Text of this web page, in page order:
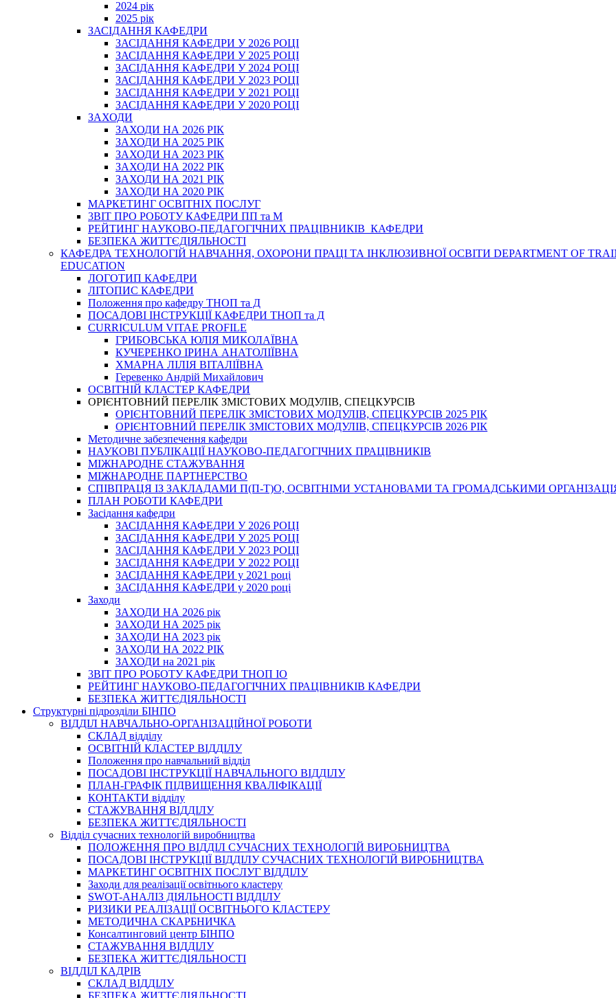
2024 рік
2025 рік
ЗАСІДАННЯ КАФЕДРИ
ЗАСІДАННЯ КАФЕДРИ У 2026 РОЦІ
ЗАСІДАННЯ КАФЕДРИ У 2025 РОЦІ
ЗАСІДАННЯ КАФЕДРИ У 2024 РОЦІ
ЗАСІДАННЯ КАФЕДРИ У 2023 РОЦІ
ЗАСІДАННЯ КАФЕДРИ У 2021 РОЦІ
ЗАСІДАННЯ КАФЕДРИ У 2020 РОЦІ
ЗАХОДИ
ЗАХОДИ НА 2026 РІК
ЗАХОДИ НА 2025 РІК
ЗАХОДИ НА 2023 РІК
ЗАХОДИ НА 2022 РІК
ЗАХОДИ НА 2021 РІК
ЗАХОДИ НА 2020 РІК
МАРКЕТИНГ ОСВІТНІХ ПОСЛУГ
3BIT ПРО РОБОТУ КАФЕДРИ ПП та М
РЕЙТИНГ НАУКОВО-ПЕДАГОГІЧНИХ ПРАЦІВНИКІВ КАФЕДРИ
БЕЗПЕКА ЖИТТЄДІЯЛЬНОСТІ
КАФЕДРА ТЕХНОЛОГІЙ НАВЧАННЯ, ОХОРОНИ ПРАЦІ ТА ІНКЛЮЗИВНОЇ ОСВІТИ DEPARTMENT OF
EDUCATION
ЛОГОТИП КАФЕДРИ
ЛІТОПИС КАФЕДРИ
Положення про кафедру ТНОП та Д
ПОСАДОВІ ІНСТРУКЦІЇ КАФЕДРИ ТНОП та Д
CURRICULUM VITAE PROFILE
ГРИБОВСЬКА ЮЛІЯ МИКОЛАЇВНА
КУЧЕРЕНКО ІРИНА АНАТОЛІЇВНА
ХМАРНА ЛІЛІЯ ВІТАЛІЇВНА
Геревенко Андрій Михайлович
ОСВІТНІЙ КЛАСТЕР КАФЕДРИ
ОРІЄНТОВНИЙ ПЕРЕЛІК ЗМІСТОВИХ МОДУЛІВ, СПЕЦКУРСІВ
ОРІЄНТОВНИЙ ПЕРЕЛІК ЗМІСТОВИХ МОДУЛІВ, СПЕЦКУРСІВ 2025 РІК
ОРІЄНТОВНИЙ ПЕРЕЛІК ЗМІСТОВИХ МОДУЛІВ, СПЕЦКУРСІВ 2026 РІК
Методичне забезпечення кафедри
НАУКОВІ ПУБЛІКАЦІЇ НАУКОВО-ПЕДАГОГІЧНИХ ПРАЦІВНИКІВ
МІЖНАРОДНЕ СТАЖУВАННЯ
МІЖНАРОДНЕ ПАРТНЕРСТВО
СПІВПРАЦЯ ІЗ ЗАКЛАДАМИ П(П-Т)О, ОСВІТНІМИ УСТАНОВАМИ ТА ГРОМАДСЬКИМИ
ПЛАН РОБОТИ КАФЕДРИ
Засідання кафедри
ЗАСІДАННЯ КАФЕДРИ У 2026 РОЦІ
ЗАСІДАННЯ КАФЕДРИ У 2025 РОЦІ
ЗАСІДАННЯ КАФЕДРИ У 2023 РОЦІ
ЗАСІДАННЯ КАФЕДРИ У 2022 РОЦІ
ЗАСІДАННЯ КАФЕДРИ у 2021 році
ЗАСІДАННЯ КАФЕДРИ у 2020 році
Заходи
ЗАХОДИ НА 2026 рік
ЗАХОДИ НА 2025 рік
ЗАХОДИ НА 2023 рік
ЗАХОДИ НА 2022 РІК
ЗАХОДИ на 2021 рік
3BIT ПРО РОБОТУ КАФЕДРИ ТНОП ІО
РЕЙТИНГ НАУКОВО-ПЕДАГОГІЧНИХ ПРАЦІВНИКІВ КАФЕДРИ
БЕЗПЕКА ЖИТТЄДІЯЛЬНОСТІ
Структурні підрозділи БІНПО
ВІДДІЛ НАВЧАЛЬНО-ОРГАНІЗАЦІЙНОЇ РОБОТИ
СКЛАД відділу
ОСВІТНІЙ КЛАСТЕР ВІДДІЛУ
Положення про навчальний вiддiл
ПОСАДОВІ ІНСТРУКЦІЇ НАВЧАЛЬНОГО ВІДДІЛУ
ПЛАН-ГРАФІК ПІДВИЩЕННЯ КВАЛІФІКАЦІЇ
КОНТАКТИ відділу
СТАЖУВАННЯ ВІДДІЛУ
БЕЗПЕКА ЖИТТЄДІЯЛЬНОСТІ
Відділ сучасних технологій виробництва
ПОЛОЖЕННЯ ПРО ВІДДІЛ СУЧАСНИХ ТЕХНОЛОГІЙ ВИРОБНИЦТВА
ПОСАДОВІ ІНСТРУКЦІЇ ВІДДІЛУ СУЧАСНИХ ТЕХНОЛОГІЙ ВИРОБНИЦТВА
МАРКЕТИНГ ОСВІТНІХ ПОСЛУГ ВІДДІЛУ
Заходи для реалізації освітнього кластеру
SWOT-АНАЛІЗ ДІЯЛЬНОСТІ ВІДДІЛУ
РИЗИКИ РЕАЛІЗАЦІЇ ОСВІТНЬОГО КЛАСТЕРУ
МЕТОДИЧНА СКАРБНИЧКА
Консалтинговий центр БІНПО
СТАЖУВАННЯ ВІДДІЛУ
БЕЗПЕКА ЖИТТЄДІЯЛЬНОСТІ
ВІДДІЛ КАДРІВ
СКЛАД ВІДДІЛУ
БЕЗПЕКА ЖИТТЄДІЯЛЬНОСТІ